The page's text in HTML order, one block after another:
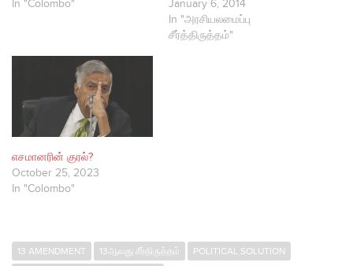
In "Colombo"
January 6, 2014
In "அரசியலமைப்பு
சீர்த்திருத்தம்"
எசமானரின் குரல்?
October 25, 2023
In "Colombo"
13 AMENDMENT 13ஆவது சீர்திருத்தம்
POLITICAL SOLUTION